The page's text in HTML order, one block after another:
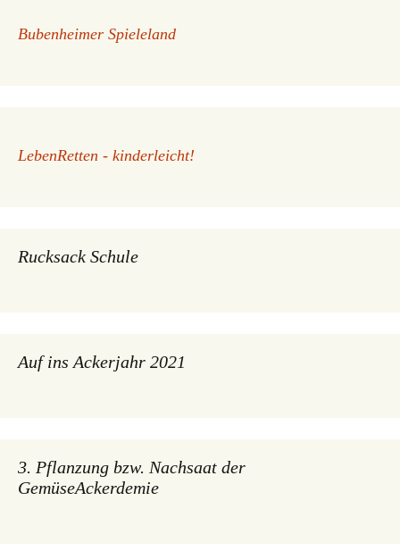
Bubenheimer Spieleland
LebenRetten - kinderleicht!
Rucksack Schule
Auf ins Ackerjahr 2021
3. Pflanzung bzw. Nachsaat der
GemüseAckerdemie